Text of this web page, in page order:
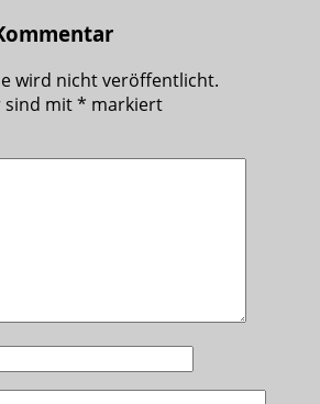
wird nicht veröffentlicht.
sind mit* markiert